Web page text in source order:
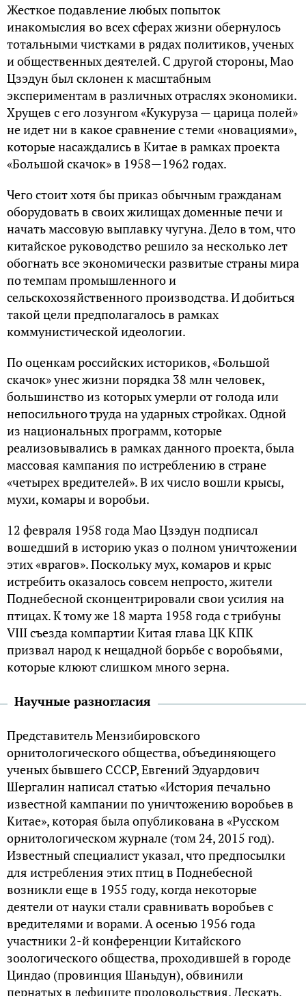
Жесткое подавление любых попыток
инакомыслия во всех сферах жизни обернулось
тотальными чистками в рядах политиков, ученых
и общественных деятелей. С другой стороны, Мао
Цзэдун был склонен к масштабным
экспериментам в различных отраслях экономики.
Хрущев с его лозунгом «Кукуруза — царица полей»
не идет ни в какое сравнение с теми «новациями»,
которые насаждались в Китае в рамках проекта
«Большой скачок» в 1958—1962 годах.
Чего стоит хотя бы приказ обычным гражданам
оборудовать в своих жилищах доменные печи и
начать массовую выплавку чугуна. Дело в том, что
китайское руководство решило за несколько лет
обогнать все экономически развитые страны мира
по темпам промышленного и
сельскохозяйственного производства. И добиться
такой цели предполагалось в рамках
коммунистической идеологии.
По оценкам российских историков, «Большой
скачок» унес жизни порядка 38 млн человек,
большинство из которых умерли от голода или
непосильного труда на ударных стройках. Одной
из национальных программ, которые
реализовывались в рамках данного проекта, была
массовая кампания по истреблению в стране
«четырех вредителей». В их число вошли крысы,
мухи, комары и воробьи.
12 февраля 1958 года Мао Цзэдун подписал
вошедший в историю указ о полном уничтожении
этих «врагов». Поскольку мух, комаров и крыс
истребить оказалось совсем непросто, жители
Поднебесной сконцентрировали свои усилия на
птицах. К тому же 18 марта 1958 года с трибуны
VIII съезда компартии Китая глава ЦК КПК
призвал народ к нещадной борьбе с воробьями,
которые клюют слишком много зерна.
Научные разногласия
Представитель Мензибировского
орнитологического общества, объединяющего
ученых бывшего СССР, Евгений Эдуардович
Шергалин написал статью «История печально
известной кампании по уничтожению воробьев в
Китае», которая была опубликована в «Русском
орнитологическом журнале (том 24, 2015 год).
Известный специалист указал, что предпосылки
для истребления этих птиц в Поднебесной
возникли еще в 1955 году, когда некоторые
деятели от науки стали сравнивать воробьев с
вредителями и ворами. А осенью 1956 года
участники 2-й конференции Китайского
зоологического общества, проходившей в городе
Циндао (провинция Шаньдун), обвинили
пернатых в дефиците продовольствия. Дескать,